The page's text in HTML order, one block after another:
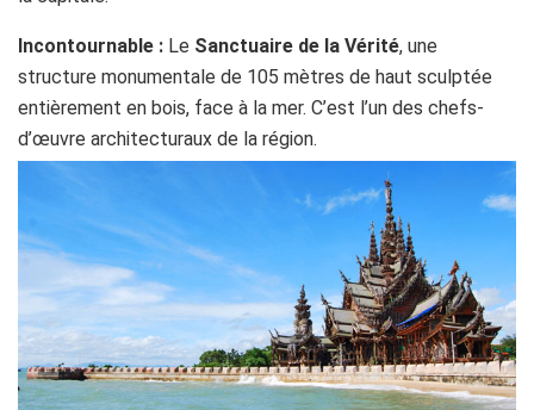
Incontournable : Le Sanctuaire de la Vérité, une
structure monumentale de 105 mètres de haut sculptée
entièrement en bois, face à la mer. C’est l’un des chefs-
d’œuvre architecturaux de la région.